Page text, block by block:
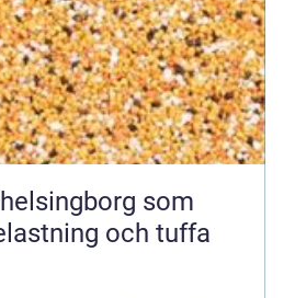
som
och tuffa